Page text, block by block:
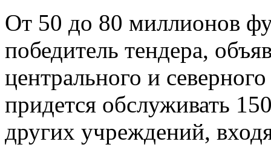
От 50 до 80 миллионов
победитель тендера,
центрального и
придется обслуживать
других учреждений,